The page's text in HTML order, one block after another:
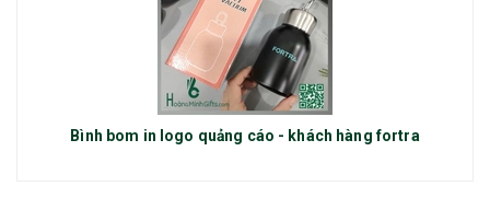
Bình bom in logo quảng cáo - khách hàng fortra